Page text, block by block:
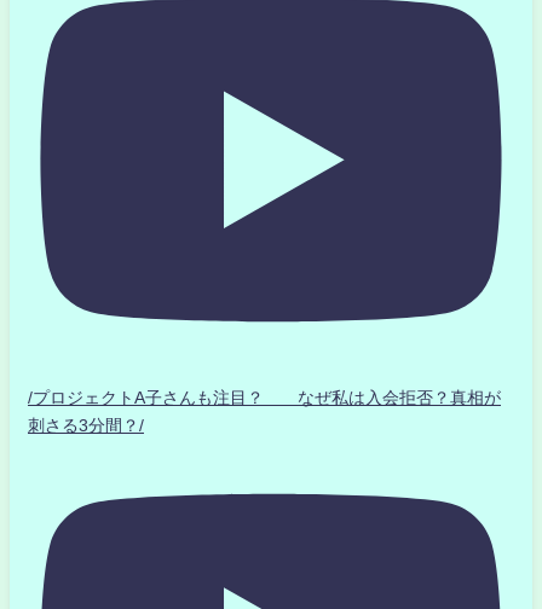
/プロジェクトA子さんも注目？ なぜ私は入会拒否？真相が
刺さる3分間？/